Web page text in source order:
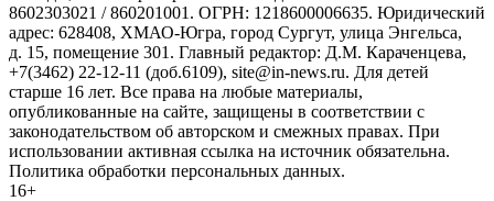
8602303021 / 860201001. ОГРН: 1218600006635. Юридический
адрес: 628408, ХМАО-Югра, город Сургут, улица Энгельса,
д. 15, помещение 301. Главный редактор: Д.М. Караченцева,
+7(3462) 22-12-11 (доб.6109), site@in-news.ru. Для детей
старше 16 лет. Все права на любые материалы,
опубликованные на сайте, защищены в соответствии с
законодательством об авторском и смежных правах. При
использовании активная ссылка на источник обязательна.
Политика обработки персональных данных.
16+